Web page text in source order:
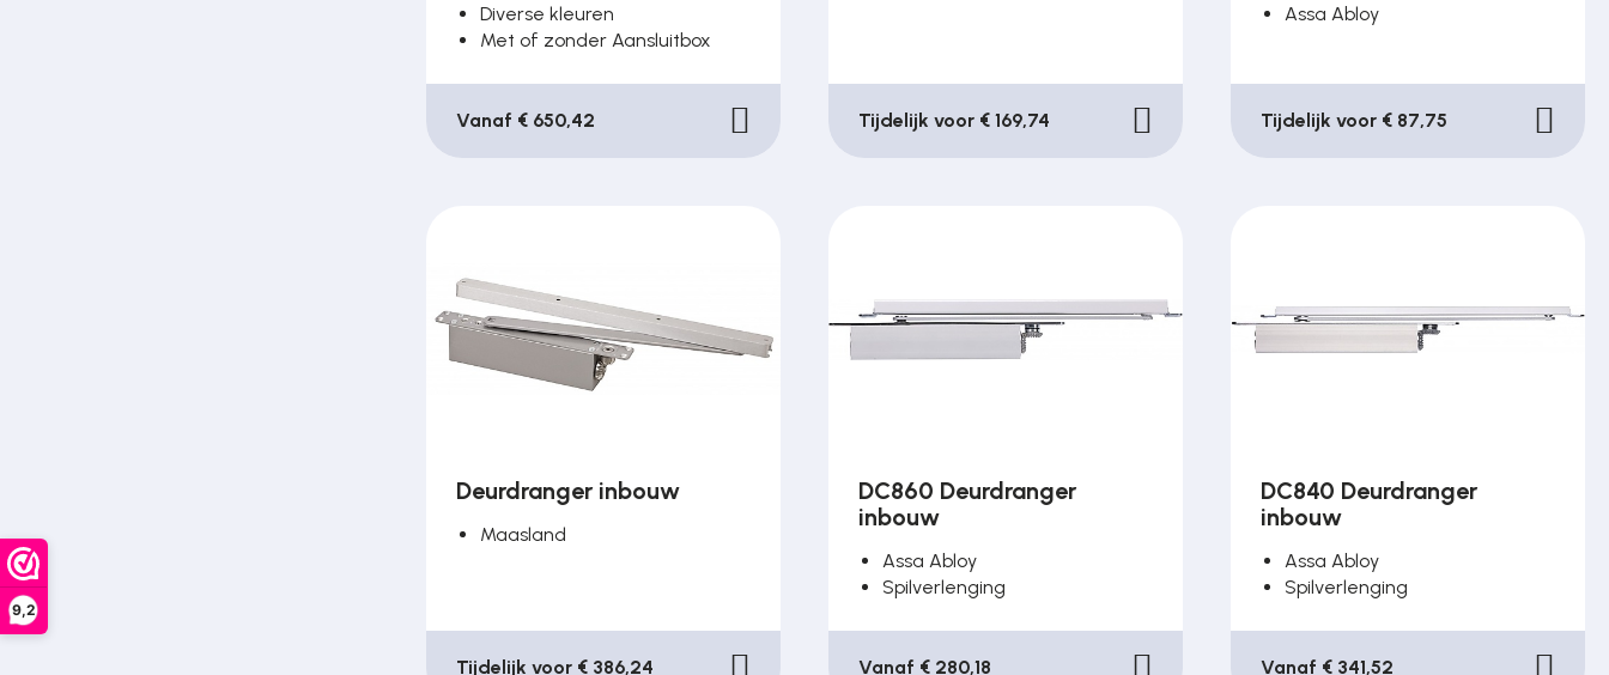
9,2
Diverse kleuren
Met of zonder Aansluitbox
Vanaf € 650,42 Tijdelijk voor € 169,74
Assa Abloy
Tijdelijk voor € 87,75
Deurdranger inbouw
Maasland
Tijdelijk voor € 386,24
DC860 Deurdranger
inbouw
Assa Abloy
Spilverlenging
Vanaf € 280,18
DC840 Deurdranger
inbouw
Assa Abloy
Spilverlenging
Vanaf € 341,52